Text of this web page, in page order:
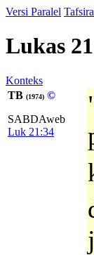
Versi Paralel
Lukas
Konteks
TB (1974) ©
SABDAweb
Luk 21:34